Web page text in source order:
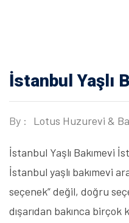
İstanbul Yaşlı
By : Lotus Huzurevi &
İstanbul Yaşlı Bakımevi
İstanbul yaşlı bakımevi
seçenek” değil, doğru
dışarıdan bakınca